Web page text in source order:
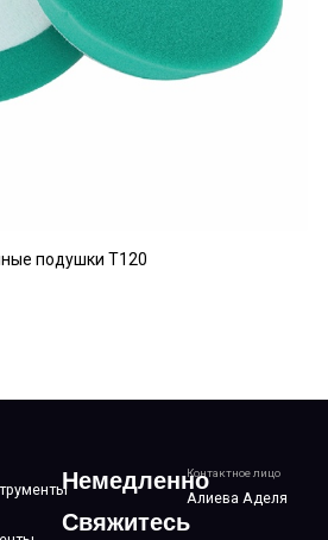
подушки T120
Контактное лицо
Алиева Аделя
Немедленно
Свяжитесь